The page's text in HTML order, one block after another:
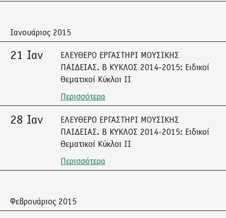
Ιανουάριος 2015
21 Ιαν
ΕΛΕΥΘΕΡΟ ΕΡΓΑΣΤΗΡΙ ΜΟΥΣΙΚΗΣ
ΠΑΙΔΕΙΑΣ. Β ΚΥΚΛΟΣ 2014-2015: Ειδικοί
Θεματικοί Κύκλοι ΙΙ
Περισσότερα
28 Ιαν
ΕΛΕΥΘΕΡΟ ΕΡΓΑΣΤΗΡΙ ΜΟΥΣΙΚΗΣ
ΠΑΙΔΕΙΑΣ. Β ΚΥΚΛΟΣ 2014-2015: Ειδικοί
Θεματικοί Κύκλοι ΙΙ
Περισσότερα
Φεβρουάριος 2015